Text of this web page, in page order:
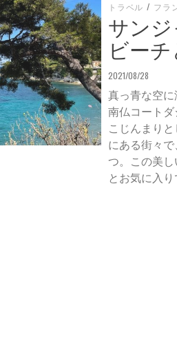
トラベル / フラ
サン
ビー
2021/08/28
真っ青な空に
南仏コート
こじんまり
にある街々
つ。この美
とお気に入り